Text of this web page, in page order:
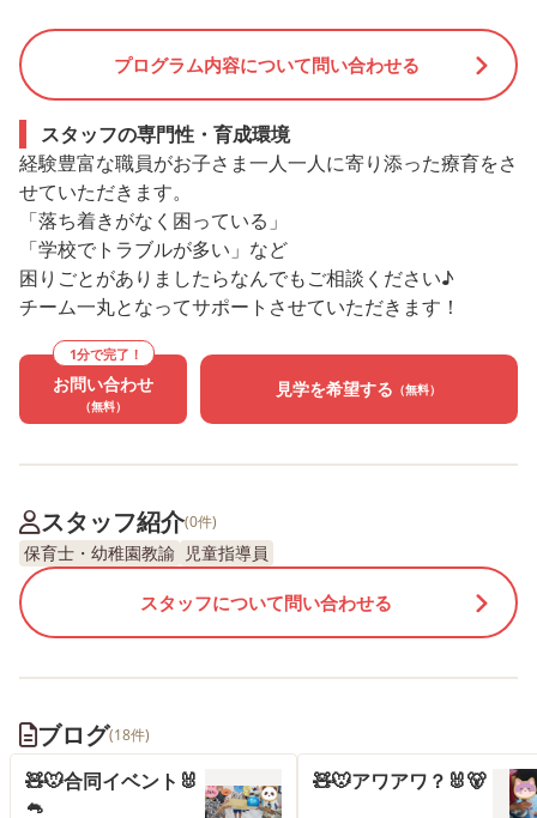
プログラム内容について問い合わせる
スタッフの専門性・育成環境
経験豊富な職員がお子さま一人一人に寄り添った療育をさ
せていただきます。
「落ち着きがなく困っている」
「学校でトラブルが多い」など
困りごとがありましたらなんでもご相談ください♪
チーム一丸となってサポートさせていただきます！
1分で完了！
お問い合わせ
（無料）
見学を希望する （無料）
スタッフ紹介(0件)
保育士・幼稚園教諭 児童指導員
スタッフについて問い合わせる
ブログ(18件)
🧸🐭合同イベント🐰
🐁
🧸🐭アワアワ？🐰🐻